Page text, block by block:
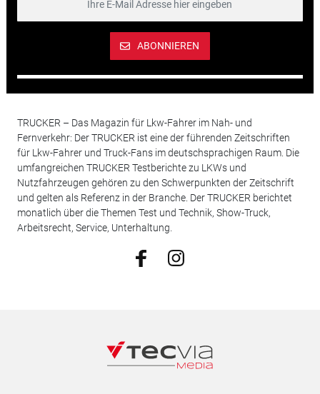
ABONNIEREN
TRUCKER – Das Magazin für Lkw-Fahrer im Nah- und
Fernverkehr: Der TRUCKER ist eine der führenden Zeitschriften
für Lkw-Fahrer und Truck-Fans im deutschsprachigen Raum. Die
umfangreichen TRUCKER Testberichte zu LKWs und
Nutzfahrzeugen gehören zu den Schwerpunkten der Zeitschrift
und gelten als Referenz in der Branche. Der TRUCKER berichtet
monatlich über die Themen Test und Technik, Show-Truck,
Arbeitsrecht, Service, Unterhaltung.